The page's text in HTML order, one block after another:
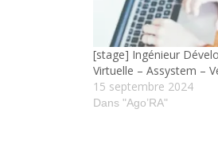
[stage] Ingénieur
Virtuelle – Assystem –
15 septembre 2024
Dans "Ago’RA"